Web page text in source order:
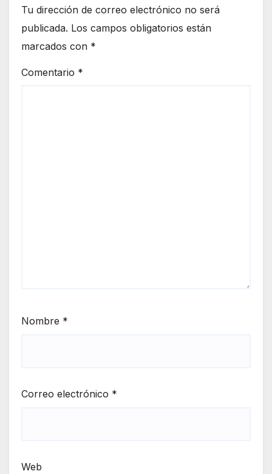
Tu dirección de correo electrónico no será
publicada. Los campos obligatorios están
marcados con *
Comentario *
Nombre *
Correo electrónico *
Web